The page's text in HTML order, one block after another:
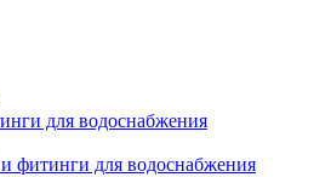
для водоснабжения
фитинги для водоснабжения